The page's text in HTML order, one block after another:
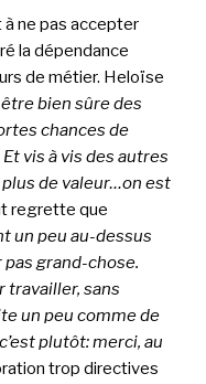
à ne pas accepter
la dépendance
de métier. Heloïse
être bien sûre des
chances de
vis à vis des autres
de valeur…on est
regrette que
un peu au-dessus
grand-chose.
travailler, sans
un peu comme de
plutôt: merci, au
trop directives